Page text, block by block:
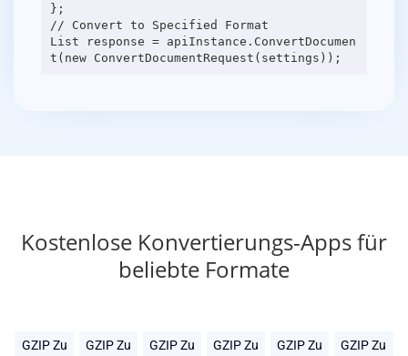
};
// Convert to Specified Format
List response = apiInstance.ConvertDocumen
Kostenlose Konvertierungs-Apps für
beliebte Formate
GZIP Zu
GZIP Zu
GZIP Zu
GZIP Zu
GZIP Zu
GZIP Zu